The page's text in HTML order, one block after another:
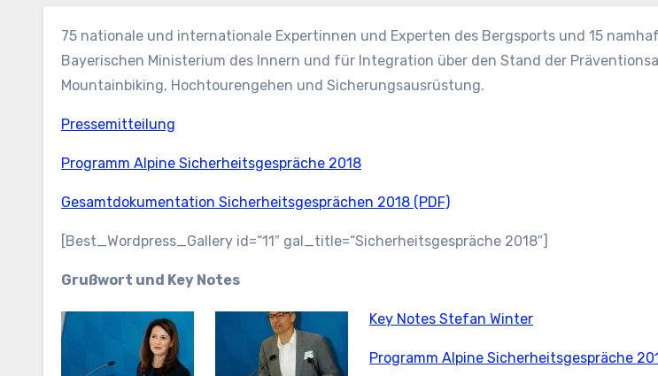
75 nationale und internationale Expertinnen und Experten des Bergsports und 15
Bayerischen Ministerium des Innern und für Integration über den Stand der
Mountainbiking, Hochtourengehen und Sicherungsausrüstung.
Pressemitteilung
Programm Alpine Sicherheitsgespräche 2018
Gesamtdokumentation Sicherheitsgesprächen 2018 (PDF)
[Best_Wordpress_Gallery id=“11″ gal_title=“Sicherheitsgespräche 2018″]
Grußwort und Key Notes
Key Notes Stefan Winter
Programm Alpine Sicherheitsgespräche